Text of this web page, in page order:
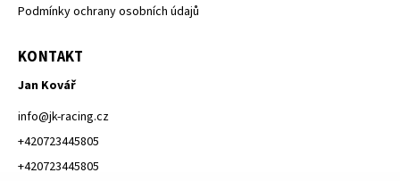
Podmínky ochrany osobních údajů
KONTAKT
Jan Kovář
info@jk-racing.cz
+420723445805
+420723445805